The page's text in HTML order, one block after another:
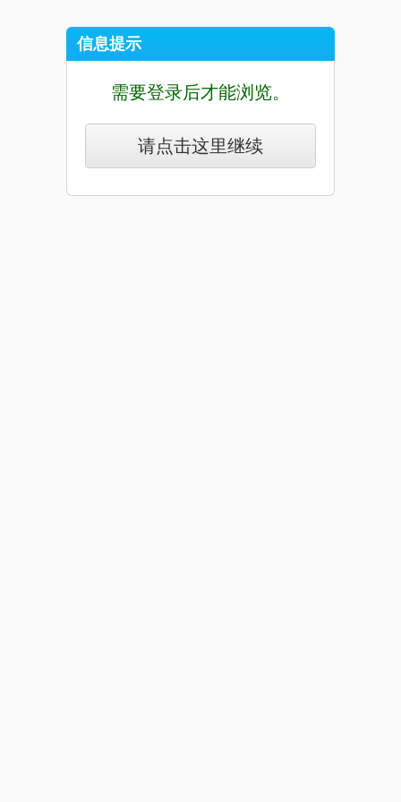
信息提示
需要登录后才能浏览。
请点击这里继续